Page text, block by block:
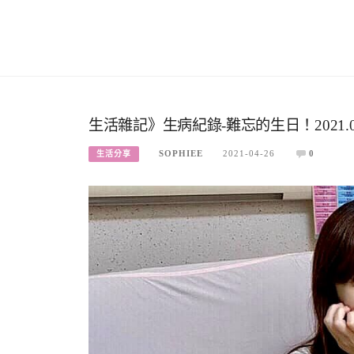
生活雜記》生病紀錄-難忘的生日！
生活分享 SOPHIEE 2021-04-26 0